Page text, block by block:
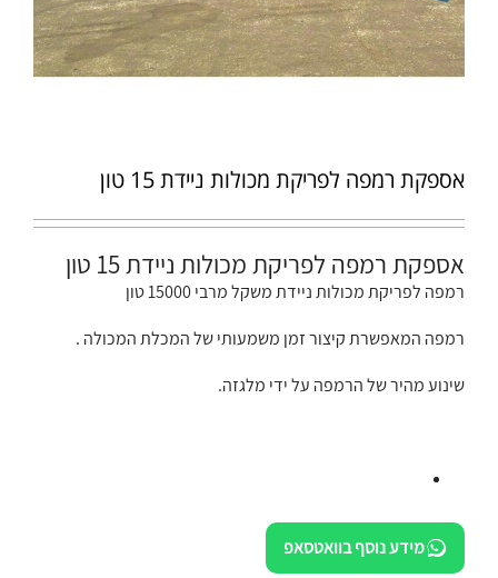
אספקת רמפה לפריקת מכולות ניידת 15 טון
אספקת רמפה לפריקת מכולות ניידת 15 טון
רמפה לפריקת מכולות ניידת משקל מרבי 15000 טון
רמפה המאפשרת קיצור זמן משמעותי של המכלת המכולה .
שינוע מהיר של הרמפה על ידי מלגזה.
מידע נוסף בוואטסאפ